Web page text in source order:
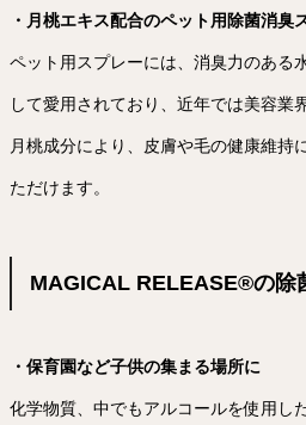
・月桃エキス配合のペット用除菌消臭
ペット用スプレーには、消臭力のある
して愛用されており、近年では美容業
月桃成分により、皮膚や毛の健康維
ただけます。
MAGICAL RELEASE®︎の除
・保育園など子供の集まる場所に
化学物質、中でもアルコールを使用し